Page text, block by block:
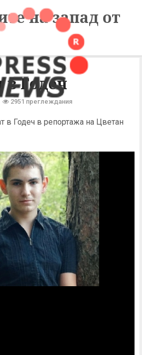
на запад от
в Годеч
2951 преглеждания
в Годеч в репортажа на Цветан